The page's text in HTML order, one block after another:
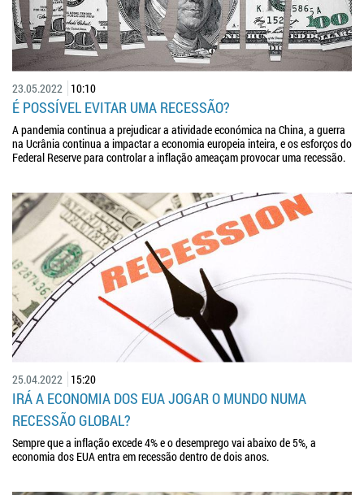
23.05.2022 10:10
É POSSÍVEL EVITAR UMA RECESSÃO?
A pandemia continua a prejudicar a atividade económica na China, a guerra
na Ucrânia continua a impactar a economia europeia inteira, e os esforços do
Federal Reserve para controlar a inflação ameaçam provocar uma recessão.
25.04.2022 15:20
IRÁ A ECONOMIA DOS EUA JOGAR O MUNDO NUMA
RECESSÃO GLOBAL?
Sempre que a inflação excede 4% e o desemprego vai abaixo de 5%, a
economia dos EUA entra em recessão dentro de dois anos.